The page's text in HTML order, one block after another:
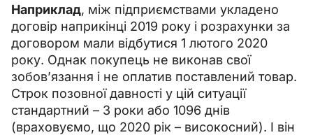
Наприклад, між підприємствами укладено
договір наприкінці 2019 року і розрахунки за
договором мали відбутися 1 лютого 2020
року. Однак покупець не виконав свої
зобов’язання і не оплатив поставлений товар.
Строк позовної давності у цій ситуації
стандартний – 3 роки або 1096 днів
(враховуємо, що 2020 рік – високосний). І він